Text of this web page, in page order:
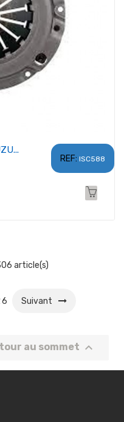
REF: ISC588
article(s)
Suivant
au sommet 